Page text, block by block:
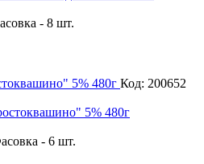
- 8 шт.
5% 480г Код: 200652
- 6 шт.